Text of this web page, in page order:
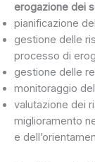
erogazione dei
pianificazione
gestione delle
processo di
gestione delle
monitoraggio
valutazione dei
miglioramento
e